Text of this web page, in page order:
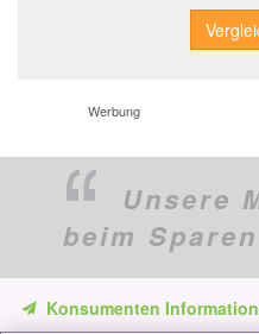
Werbung
Unsere
beim
Konsumenten